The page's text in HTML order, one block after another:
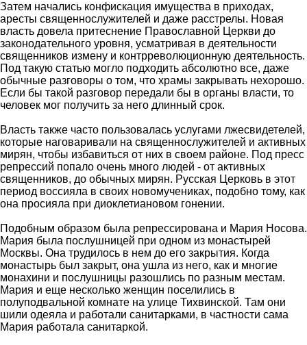
Затем начались конфискация имущества в приходах,
аресты священнослужителей и даже расстрелы. Новая
власть довела притеснение Православной Церкви до
законодательного уровня, усматривая в деятельности
священников измену и контрреволюционную деятельность.
Под такую статью могло подходить абсолютно все, даже
обычные разговоры о том, что храмы закрывать нехорошо.
Если бы такой разговор передали бы в органы власти, то
человек мог получить за него длинный срок.
Власть также часто пользовалась услугами лжесвидетелей,
которые наговаривали на священнослужителей и активных
мирян, чтобы избавиться от них в своем районе. Под пресс
репрессий попало очень много людей - от активных
священников, до обычных мирян. Русская Церковь в этот
период воссияла в своих новомучениках, подобно тому, как
она просияла при диоклетиановом гонении.
Подобным образом была репрессирована и Мария Носова.
Мария была послушницей при одном из монастырей
Москвы. Она трудилось в нем до его закрытия. Когда
монастырь был закрыт, она ушла из него, как и многие
монахини и послушницы разошлись по разным местам.
Мария и еще несколько женщин поселились в
полуподвальной комнате на улице Тихвинской. Там они
шили одеяла и работали санитарками, в частности сама
Мария работала санитаркой.